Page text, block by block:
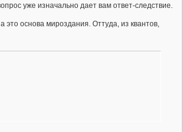
уже изначально дает вам ответ-следствие.
основа мироздания. Оттуда, из квантов,